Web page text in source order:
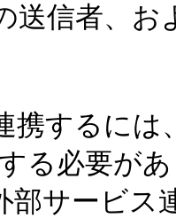
送信者、
携するに
る必要が
サービス